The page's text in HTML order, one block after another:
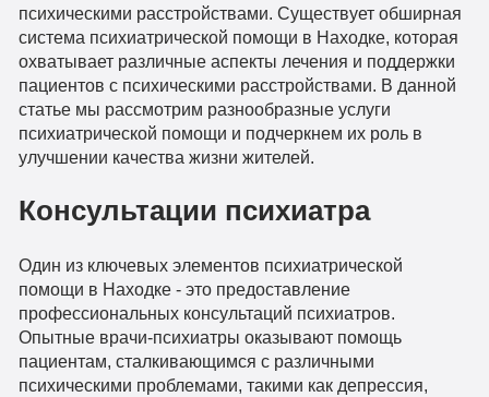
психическими расстройствами. Существует обширная
система психиатрической помощи в Находке, которая
охватывает различные аспекты лечения и поддержки
пациентов с психическими расстройствами. В данной
статье мы рассмотрим разнообразные услуги
психиатрической помощи и подчеркнем их роль в
улучшении качества жизни жителей.
Консультации психиатра
Один из ключевых элементов психиатрической
помощи в Находке - это предоставление
профессиональных консультаций психиатров.
Опытные врачи-психиатры оказывают помощь
пациентам, сталкивающимся с различными
психическими проблемами, такими как депрессия,